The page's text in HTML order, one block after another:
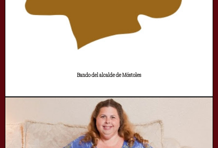
Bando del alcalde de Móstoles